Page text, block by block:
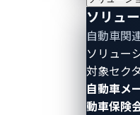
ソリュ
自動車関
ソリュー
対象セク
自動車メ
動車保険
Automotive highlights